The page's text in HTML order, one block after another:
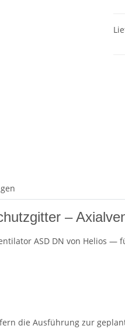
–
ASD DN von Helios —
die Ausführung zur